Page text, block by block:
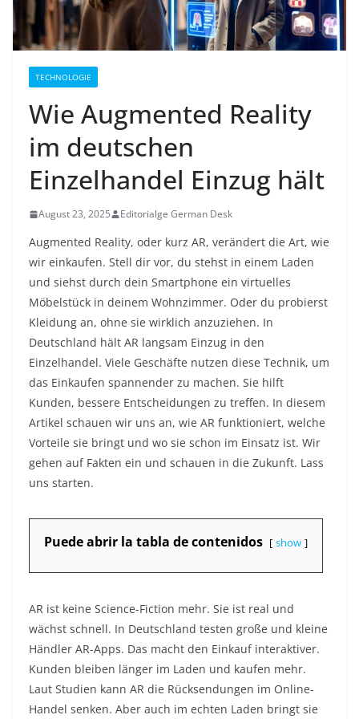
TECHNOLOGIE
Wie Augmented Reality
im deutschen
Einzelhandel Einzug hält
August 23, 2025 Editorialge German Desk
Augmented Reality, oder kurz AR, verändert die Art, wie
wir einkaufen. Stell dir vor, du stehst in einem Laden
und siehst durch dein Smartphone ein virtuelles
Möbelstück in deinem Wohnzimmer. Oder du probierst
Kleidung an, ohne sie wirklich anzuziehen. In
Deutschland hält AR langsam Einzug in den
Einzelhandel. Viele Geschäfte nutzen diese Technik, um
das Einkaufen spannender zu machen. Sie hilft
Kunden, bessere Entscheidungen zu treffen. In diesem
Artikel schauen wir uns an, wie AR funktioniert, welche
Vorteile sie bringt und wo sie schon im Einsatz ist. Wir
gehen auf Fakten ein und schauen in die Zukunft. Lass
uns starten.
Puede abrir la tabla de contenidos show
AR ist keine Science-Fiction mehr. Sie ist real und
wächst schnell. In Deutschland testen große und kleine
Händler AR-Apps. Das macht den Einkauf interaktiver.
Kunden bleiben länger im Laden und kaufen mehr.
Laut Studien kann AR die Rücksendungen im Online-
Handel senken. Aber auch im echten Laden bringt sie